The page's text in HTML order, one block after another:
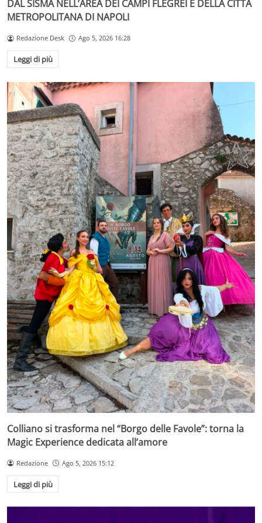
DAL SISMA NELL’AREA DEI CAMPI FLEGREI E DELLA CITTÀ
METROPOLITANA DI NAPOLI
Redazione Desk Ago 5, 2026 16:28
Leggi di più
Colliano si trasforma nel “Borgo delle Favole”: torna la
Magic Experience dedicata all’amore
Redazione Ago 5, 2026 15:12
Leggi di più